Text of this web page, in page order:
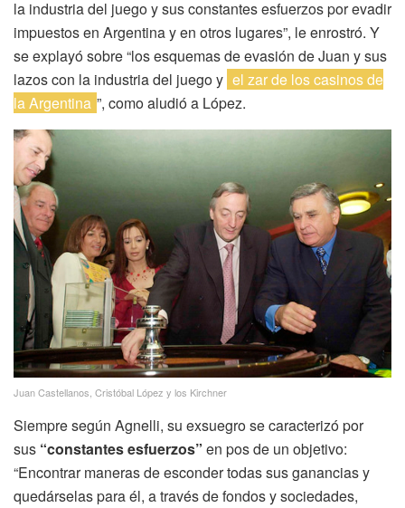
la industria del juego y sus constantes esfuerzos por evadir
impuestos en Argentina y en otros lugares”, le enrostró. Y
se explayó sobre “los esquemas de evasión de Juan y sus
lazos con la industria del juego y el zar de los casinos de
la Argentina ”, como aludió a López.
Juan Castellanos, Cristóbal López y los Kirchner
Siempre según Agnelli, su exsuegro se caracterizó por
sus “constantes esfuerzos” en pos de un objetivo:
“Encontrar maneras de esconder todas sus ganancias y
quedárselas para él, a través de fondos y sociedades,